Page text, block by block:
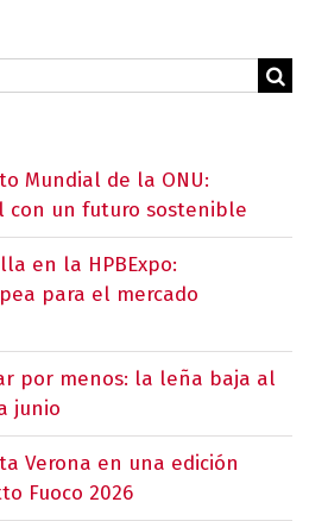
Mundial de la ONU:
con un futuro sostenible
en la HPBExpo:
para el mercado
por menos: la leña baja al
junio
Verona en una edición
Fuoco 2026